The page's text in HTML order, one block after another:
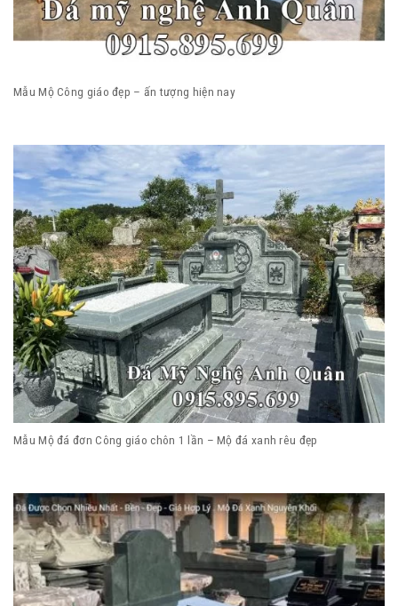
Mẫu Mộ Công giáo đẹp – ấn tượng hiện nay
Mẫu Mộ đá đơn Công giáo chôn 1 lần – Mộ đá xanh rêu đẹp